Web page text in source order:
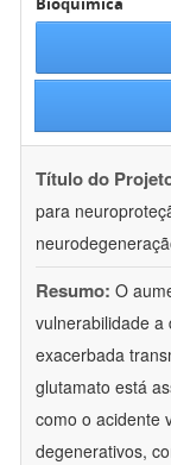
Título do
para
Resumo: O
vulnerabilidade a
exacerbada
glutamato está
como o acidente
degenerativos,